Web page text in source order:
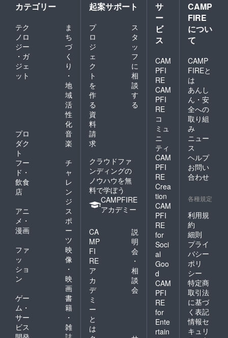
カテゴリー
テク
ノロ
ジー
・ガ
ジェ
ット
ま
ち
づ
く
り
・
地
域
活
性
化
プロ
ダク
ト
音
楽
フー
ド・
飲食
店
チ
ャ
レ
ン
ジ
アニ
メ・
漫画
ス
ポ
ー
ツ
ファ
ッ
ショ
ン
映
像
・
映
画
ゲー
ム・
サー
ビス
書
籍
・
雑
起案サポート
プ
ロ
ジ
ェ
ク
ト
を
作
る
ス
タ
ッ
フ
に
相
談
す
る
資
料
請
求
クラウドファ
ンディングの
ノウハウを無
料で学ぼう
CAMPFIRE
アカデミー
CA
MP
FI
RE
ア
カ
デ
ミ
ー
と
は
説
明
会
・
相
談
会
サ
ー
ビ
ス
CAM
PFI
RE
CAM
PFI
RE
コ
ミュ
ニ
ティ
CAM
PFI
RE
Crea
tion
CAM
PFI
RE
for
Soci
al
Goo
d
CAM
PFI
RE
for
Ente
rtain
CAMP
FIRE
につい
て
CAMP
FIREと
は
あんし
ん・安
全への
取り組
み
ニュー
ス
ヘルプ
お問い
合わせ
各種規定
利用規
約
細則
プライ
バシー
ポリ
シー
特定商
取引法
に基づ
く表記
情報セ
キュリ